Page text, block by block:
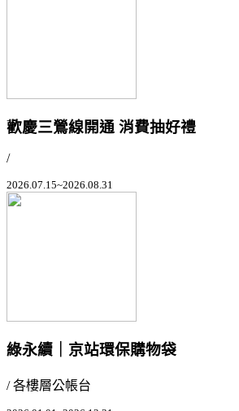
歡慶三鶯線開通 消費抽好禮
/
2026.07.15~2026.08.31
綠永續｜京站環保購物袋
/ 各樓層公帳台